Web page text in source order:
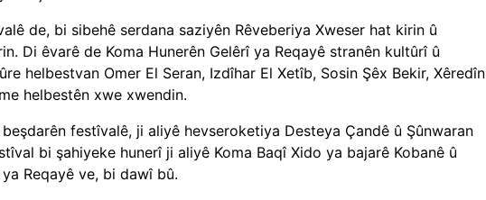
de, bi sibehê serdana saziyên Rêveberiya Xweser hat kirin û
Di êvarê de Koma Hunerên Gelêrî ya Reqayê stranên kultûrî û
helbestvan Omer El Seran, Izdîhar El Xetîb, Sosin Şêx Bekir, Xêredîn
helbestên xwe xwendin.
festîvalê, ji aliyê hevseroketiya Desteya Çandê û Şûnwaran
bi şahiyeke hunerî ji aliyê Koma Baqî Xido ya bajarê Kobanê û
Reqayê ve, bi dawî bû.